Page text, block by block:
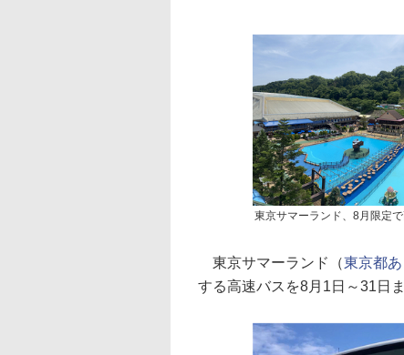
東京サマーランド、8月限定
東京サマーランド（東京都
する高速バスを8月1日～31日